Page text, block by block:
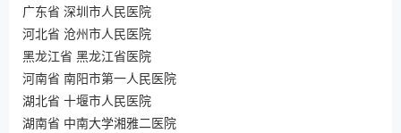
广东省 深圳市人民医院
河北省 沧州市人民医院
黑龙江省 黑龙江省医院
河南省 南阳市第一人民医院
湖北省 十堰市人民医院
湖南省 中南大学湘雅二医院